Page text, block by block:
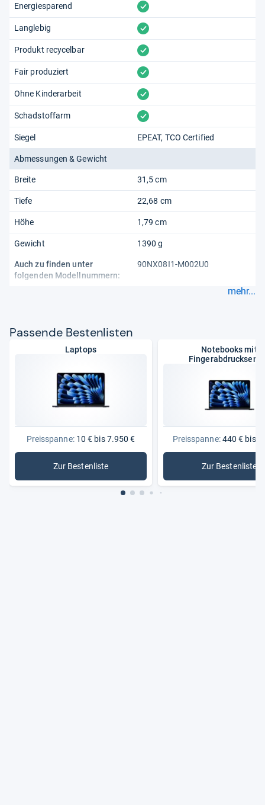
Energiesparend vorhanden
Langlebig vorhanden
Produkt recycelbar vorhanden
Fair produziert vorhanden
Ohne Kinderarbeit vorhanden
Schadstoffarm vorhanden
Siegel EPEAT TCO Certified
Abmessungen & Gewicht
Breite 31,5 cm
Tiefe 22,68 cm
Höhe 1,79 cm
Gewicht 1390 g
Auch zu finden unter
folgenden Modellnummern:
90NX08I1-M002U0
mehr...
Pas­sende Bes­ten­lis­ten
Laptops
Preisspanne:10 € bis 7.950 €
Zur Bestenliste
: Laptops
Notebooks mit
Preisspanne:440 € bis
Zur Bestenliste
: